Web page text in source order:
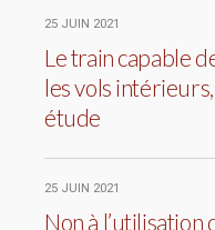
25 JUIN 2021
Le train capable
les vols
étude
25 JUIN 2021
Non à